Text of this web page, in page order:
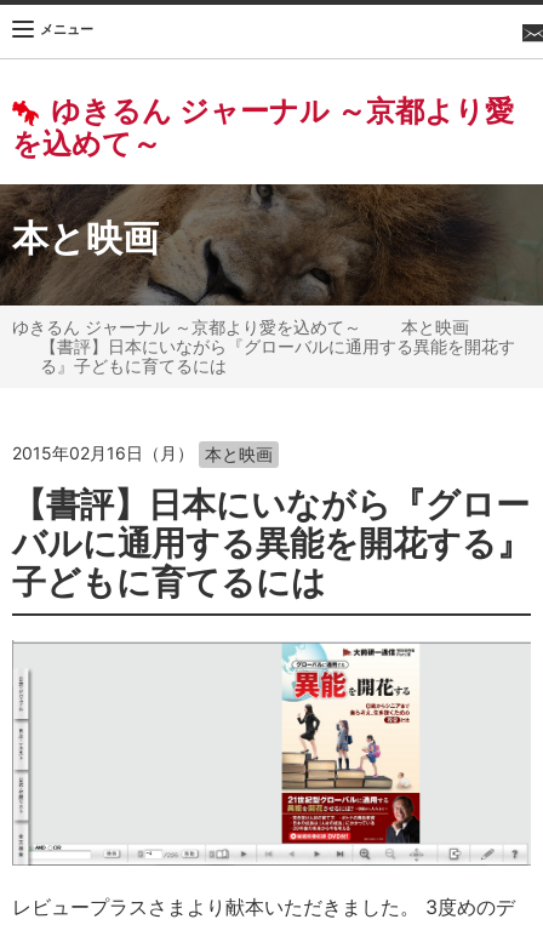
ゆきるん ジャーナル ～京都より愛
を込めて～
メニュー
本と映画
ゆきるん ジャーナル ～京都より愛を込めて～
本と映画
【書評】日本にいながら『グローバルに通用する異能を開花す
る』子どもに育てるには
2015年02月16日（月） 本と映画
【書評】日本にいながら『グロー
バルに通用する異能を開花する』
子どもに育てるには
レビュープラスさまより献本いただきました。 3度めのデ